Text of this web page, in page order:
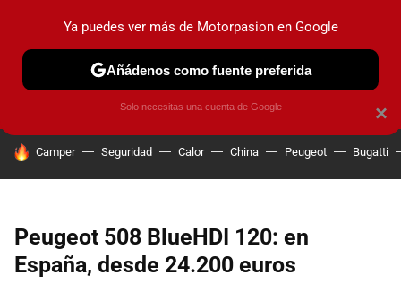
PRUEBAS COCHES ELÉCTRICOS OBSERVATORIO
HOY SE HABLA DE
Camper Seguridad Calor China Peugeot Bugatti
Peugeot 508 BlueHDI 120: en
España, desde 24.200 euros
×
Ya puedes ver más de Motorpasion en Google
Añádenos como fuente preferida
Solo necesitas una cuenta de Google